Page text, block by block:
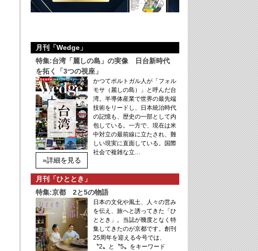
月刊「Wedge」
特集:台湾「麗しの島」の実像 日台新時代
を拓く「3つの視座」
»詳細を見る
かつてポルトガル人が「フォル
モサ（麗しの島）」と呼んだ台
湾。半導体産業で世界の最先端
技術をリードし、日本統治時代
の記憶も、歴史の一部として内
包している。一方で、現在は米
中対立の最前線に立たされ、難
しい現実に直面している。国際
社会で複雑な立…
月刊「ひととき」
特集:京都 2と5の物語
日本の文化や風土、人々の営み
を伝え、旅へと誘ってきた「ひ
ととき」。当誌が幾度となく特
集してきたのが京都です。創刊
25周年を迎える今号では、
〝2〟と〝5〟をキーワード